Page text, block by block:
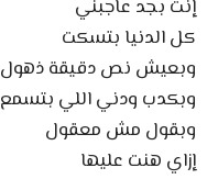
إنت بجد عاجبني
كل الدنيا بتسكت
وبعيش نص دقيقة ذهول
وبكدب ودني اللي بتسمع
وبقول مش معقول
إزاي هنت عليها